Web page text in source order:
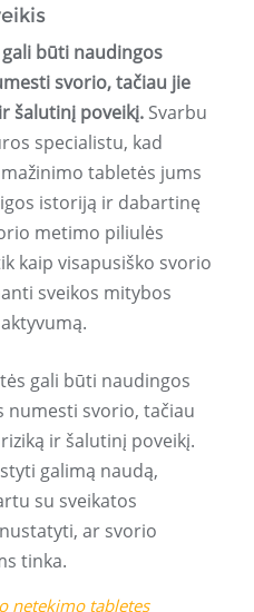
būti naudingos
svorio, tačiau jie
šalutinį poveikį. Svarbu
specialistu, kad
tabletės jums
istoriją ir dabartinę
metimo piliulės
kaip visapusiško svorio
sveikos mitybos
gali būti naudingos
svorio, tačiau
ir šalutinį poveikį.
galimą naudą,
su sveikatos
ar svorio
tinka.
netekimo tabletes